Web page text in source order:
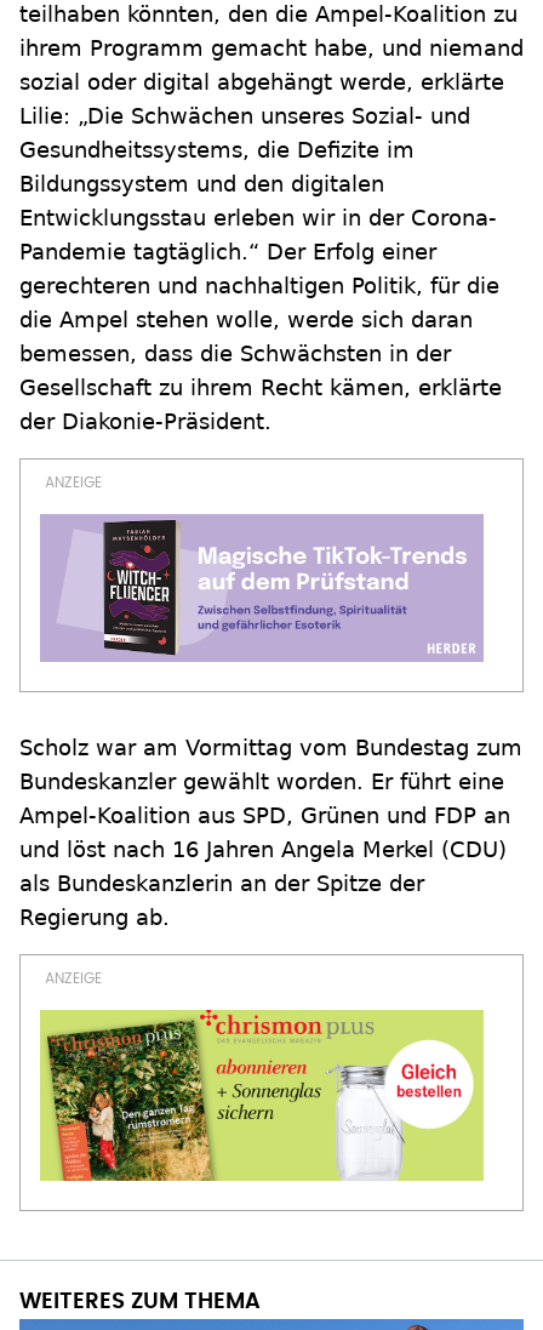
teilhaben könnten, den die Ampel-Koalition zu
ihrem Programm gemacht habe, und niemand
sozial oder digital abgehängt werde, erklärte
Lilie: „Die Schwächen unseres Sozial- und
Gesundheitssystems, die Defizite im
Bildungssystem und den digitalen
Entwicklungsstau erleben wir in der Corona-
Pandemie tagtäglich.“ Der Erfolg einer
gerechteren und nachhaltigen Politik, für die
die Ampel stehen wolle, werde sich daran
bemessen, dass die Schwächsten in der
Gesellschaft zu ihrem Recht kämen, erklärte
der Diakonie-Präsident.
Scholz war am Vormittag vom Bundestag zum
Bundeskanzler gewählt worden. Er führt eine
Ampel-Koalition aus SPD, Grünen und FDP an
und löst nach 16 Jahren Angela Merkel (CDU)
als Bundeskanzlerin an der Spitze der
Regierung ab.
WEITERES ZUM THEMA